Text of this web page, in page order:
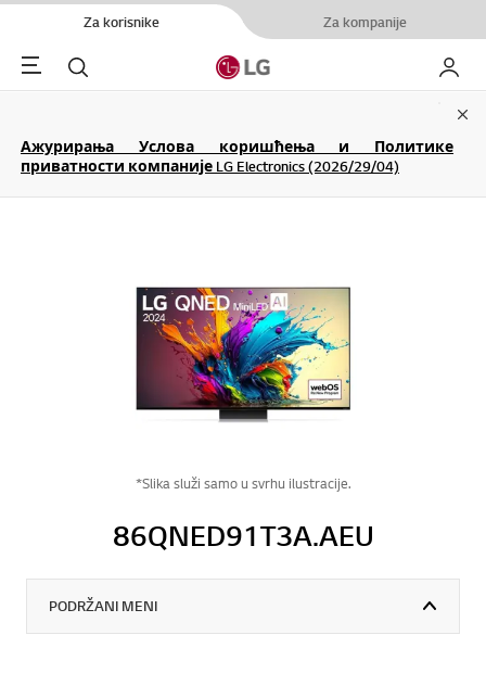
Za korisnike Za kompanije
Menu Pretraga Moj LG
Ажурирања Услова коришћења и Политике
приватности компаније LG Electronics (2026/29/04)
*Slika služi samo u svrhu ilustracije.
86QNED91T3A.AEU
PODRŽANI MENI